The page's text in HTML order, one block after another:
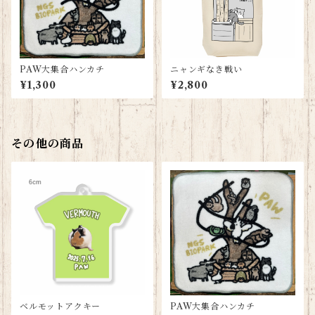
PAW大集合ハンカチ
¥1,300
ニャンギなき戦い
¥2,800
その他の商品
ベルモットアクキー PAW大集合ハンカチ